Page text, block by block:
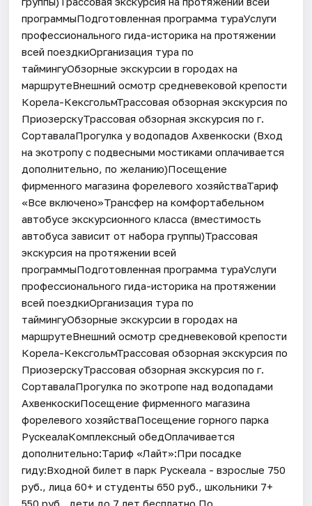
программыПодготовленная программа тураУслуги
профессионального гида-историка на протяжении
всей поездкиОрганизация тура по
таймингуОбзорные экскурсии в городах на
маршрутеВнешний осмотр средневековой крепости
Корела-КексгольмТрассовая обзорная экскурсия по
ПриозерскуТрассовая обзорная экскурсия по г.
СортавалаПрогулка у водопадов Ахвенкоски (Вход
на экотропу с подвесными мостиками оплачивается
дополнительно, по желанию)Посещение
фирменного магазина форелевого хозяйстваТариф
«Все включено»Трансфер на комфортабельном
автобусе экскурсионного класса (вместимость
автобуса зависит от набора группы)Трассовая
экскурсия на протяжении всей
программыПодготовленная программа тураУслуги
профессионального гида-историка на протяжении
всей поездкиОрганизация тура по
таймингуОбзорные экскурсии в городах на
маршрутеВнешний осмотр средневековой крепости
Корела-КексгольмТрассовая обзорная экскурсия по
ПриозерскуТрассовая обзорная экскурсия по г.
СортавалаПрогулка по экотропе над водопадами
АхвенкоскиПосещение фирменного магазина
форелевого хозяйстваПосещение горного парка
РускеалаКомплексный обедОплачивается
дополнительно:Тариф «Лайт»:При посадке
гиду:Входной билет в парк Рускеала - взрослые 750
руб., лица 60+ и студенты 650 руб., школьники 7+
550 руб., дети до 7 лет бесплатно.По